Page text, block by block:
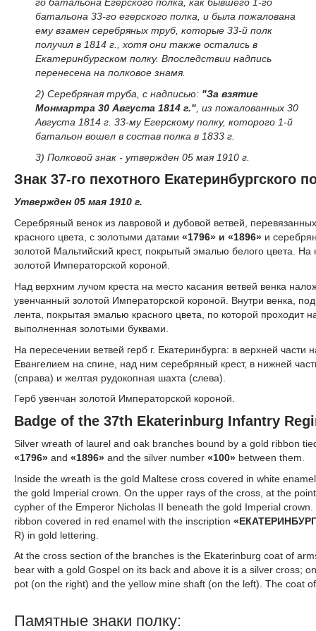
батальона 33-го егерского полка, и была пожалована
ему взамен серебряных труб, которые 33-й полк
получил в 1814 г., хотя они также остались в
Екатеринбургском полку. Впоследствии надпись
перенесена на полковое знамя.
2) Серебряная труба, с надписью: "За взятие
Монмартра 30 Августа 1814 г." , из пожалованных 30
Августа 1814 г. 33-му Егерскому полку, которого 1-й
батальон вошел в состав полка в 1833 г.
3) Полковой знак - утвержден 05 мая 1910 г.
Знак 37-го пехотного Екатеринбургского
Утвержден 05 мая 1910 г.
Серебряный венок из лавровой и дубовой ветвей,
красного цвета, с золотыми датами «1796» и «1896» и
золотой Мальтийский крест, покрытый эмалью белого цвета.
золотой Императорской короной.
Над верхним лучом креста на место касания ветвей венка
увенчанный золотой Императорской короной. Внутри венка,
лента, покрытая эмалью красного цвета, по которой проходит
выполненная золотыми буквами.
На пересечении ветвей герб г. Екатеринбурга: в верхней
Евангелием на спине, над ним серебряный крест, в нижней
(справа) и желтая рудокопная шахта (слева).
Герб увенчан золотой Императорской короной.
Badge of the 37th Ekaterinburg Infantry
Silver wreath of laurel and oak branches bound by a gold ribbon
«1796» and «1896» and the silver number «100» between them.
Inside the wreath is the gold Maltese cross covered in white
the gold Imperial crown. On the upper rays of the cross, at the
cypher of the Emperor Nicholas II beneath the gold Imperial
ribbon covered in red enamel with the inscription «
R) in gold lettering.
At the cross section of the branches is the Ekaterinburg coat of
bear with a gold Gospel on its back and above it is a silver cross;
pot (on the right) and the yellow mine shaft (on the left). The coat
Памятные знаки полку: